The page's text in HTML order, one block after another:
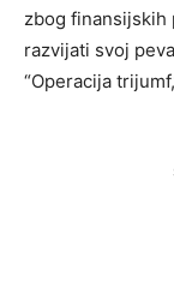
zbog finansijskih
razvijati svoj
“Operacija